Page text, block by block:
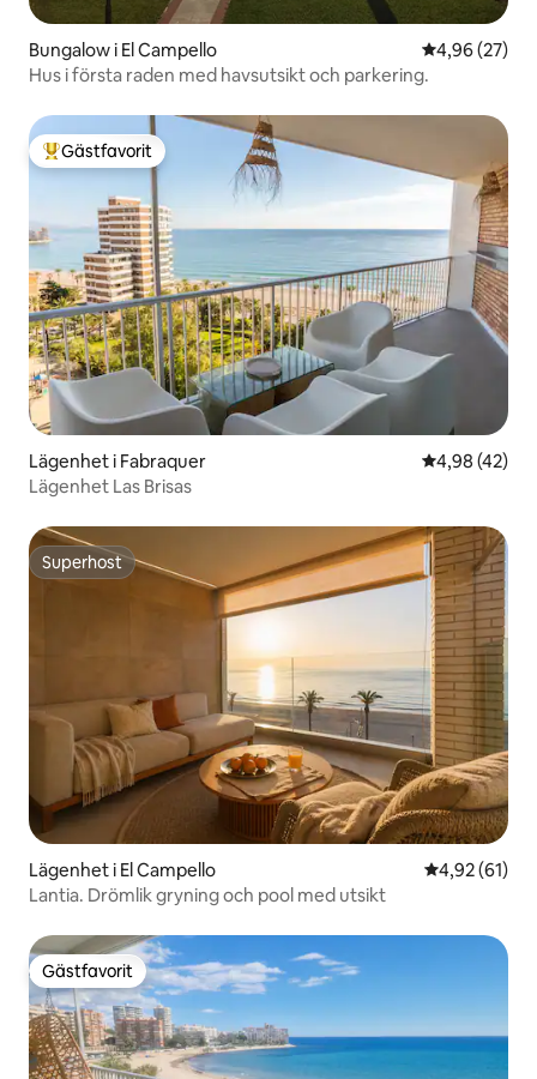
Bungalow i El Campello 4,96 av 5 i
4,96 (27)
Hus i första raden med havsutsikt och parkering.
Populär gästfavorit
Gästfavorit
Lägenhet i Fabraquer 4,98 av 5 i
4,98 (42)
Lägenhet Las Brisas
Superhost
Superhost
Lägenhet i El Campello 4,92 av 5 i
4,92 (61)
Lantia. Drömlik gryning och pool med utsikt
Gästfavorit
Gästfavorit